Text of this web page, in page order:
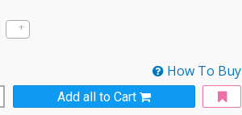
How To Buy
Add all to Cart